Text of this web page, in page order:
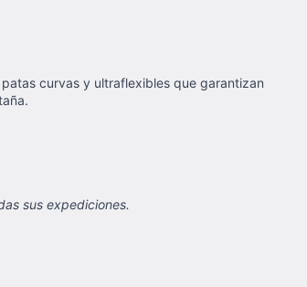
curvas y ultraflexibles que garantizan
sus expediciones.